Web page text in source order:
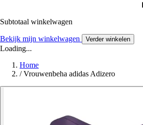
Subtotaal winkelwagen
Bekijk mijn winkelwagen Verder winkelen
Loading...
Home
/ Vrouwenbeha adidas Adizero